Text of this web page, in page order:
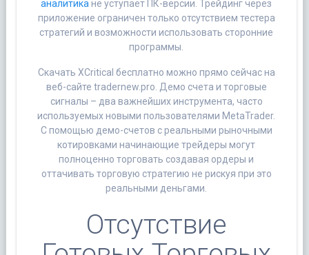
аналитика не уступает ПК-версии. Трейдинг через
приложение ограничен только отсутствием тестера
стратегий и возможности использовать сторонние
программы.
Скачать XCritical бесплатно можно прямо сейчас на
веб-сайте tradernew.pro. Демо счета и торговые
сигналы – два важнейших инструмента, часто
используемых новыми пользователями MetaTrader.
С помощью демо-счетов с реальными рыночными
котировками начинающие трейдеры могут
полноценно торговать создавая ордеры и
оттачивать торговую стратегию не рискуя при это
реальными деньгами.
Отсутствие